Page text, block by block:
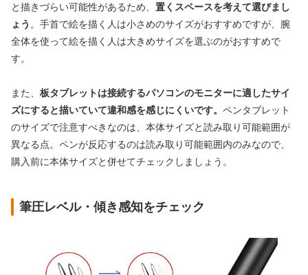
と描きづらい可能性があるため、 置くスペースを考えて選びまし
ょう 。 手首で絵を描く人は小さめのサイズがおすすめですが、腕
全体を使って絵を描く人は大きめサイズを選ぶのがおすすめで
す。
また、 板タブレットは接続するパソコンのモニターに適したサイ
ズにすると描いていて違和感を感じにくいです。 ペンタブレット
のサイズで注意すべきなのは、本体サイズと読み取り可能範囲が
異なる点。ペンが反応するのは読み取り可能範囲内のみなので、
購入前に本体サイズと併せてチェックしましょう。
筆圧レベル・傾き感知をチェック